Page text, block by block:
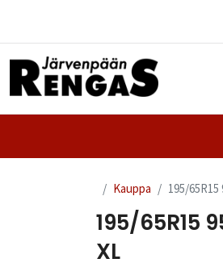
Kauppa 195/65R15
195/65R15
XL